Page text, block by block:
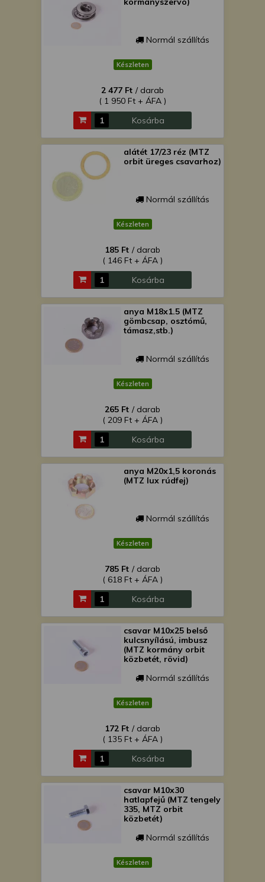
Normál szállítás
Készleten
2 477 Ft / darab
( 1 950 Ft + ÁFA )
Kosárba
alátét 17/23 réz (MTZ
orbit üreges csavarhoz)
Normál szállítás
Készleten
185 Ft / darab
( 146 Ft + ÁFA )
Kosárba
anya M18x1.5 (MTZ
gömbcsap, osztómű,
támasz,stb.)
Normál szállítás
Készleten
265 Ft / darab
( 209 Ft + ÁFA )
Kosárba
anya M20x1,5 koronás
(MTZ lux rúdfej)
Normál szállítás
Készleten
785 Ft / darab
( 618 Ft + ÁFA )
Kosárba
csavar M10x25 belső
kulcsnyílású, imbusz
(MTZ kormány orbit
közbetét, rövid)
Normál szállítás
Készleten
172 Ft / darab
( 135 Ft + ÁFA )
Kosárba
csavar M10x30
hatlapfejű (MTZ tengely
335, MTZ orbit
közbetét)
Normál szállítás
Készleten